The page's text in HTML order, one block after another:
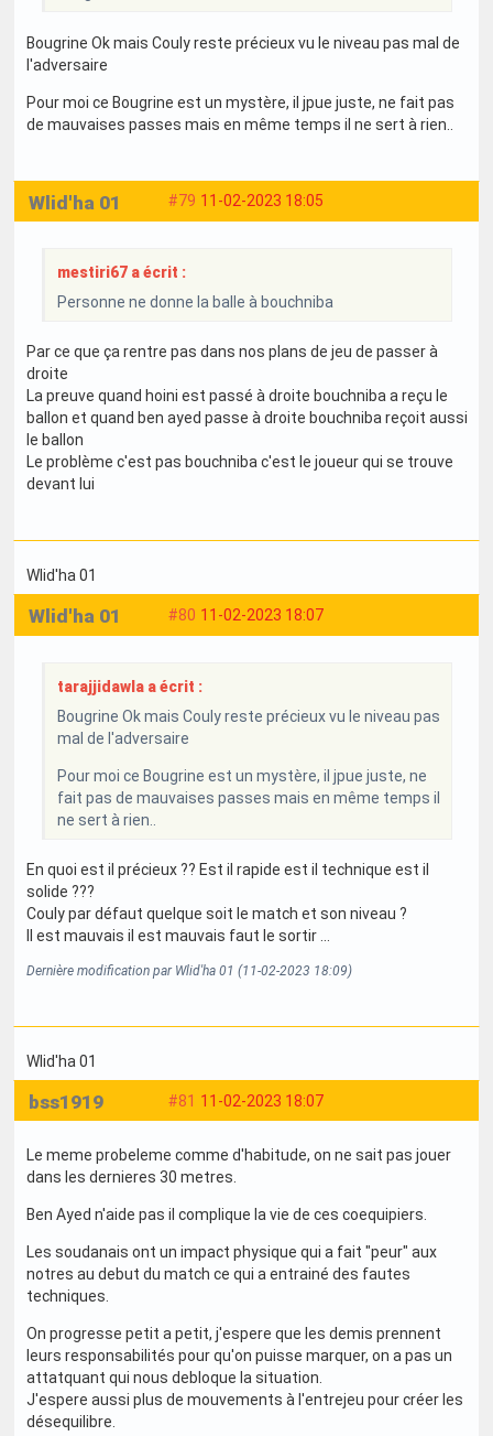
Bougrine Ok mais Couly reste précieux vu le niveau pas mal de
l'adversaire
Pour moi ce Bougrine est un mystère, il jpue juste, ne fait pas
de mauvaises passes mais en même temps il ne sert à rien..
#79 11-02-2023 18:05
Wlid'ha 01
mestiri67 a écrit :
Personne ne donne la balle à bouchniba
Par ce que ça rentre pas dans nos plans de jeu de passer à
droite
La preuve quand hoini est passé à droite bouchniba a reçu le
ballon et quand ben ayed passe à droite bouchniba reçoit aussi
le ballon
Le problème c'est pas bouchniba c'est le joueur qui se trouve
devant lui
Wlid'ha 01
#80 11-02-2023 18:07
Wlid'ha 01
tarajjidawla a écrit :
Bougrine Ok mais Couly reste précieux vu le niveau pas
mal de l'adversaire
Pour moi ce Bougrine est un mystère, il jpue juste, ne
fait pas de mauvaises passes mais en même temps il
ne sert à rien..
En quoi est il précieux ?? Est il rapide est il technique est il
solide ???
Couly par défaut quelque soit le match et son niveau ?
Il est mauvais il est mauvais faut le sortir ...
Dernière modification par Wlid'ha 01 (11-02-2023 18:09)
Wlid'ha 01
#81 11-02-2023 18:07
bss1919
Le meme probeleme comme d'habitude, on ne sait pas jouer
dans les dernieres 30 metres.
Ben Ayed n'aide pas il complique la vie de ces coequipiers.
Les soudanais ont un impact physique qui a fait "peur" aux
notres au debut du match ce qui a entrainé des fautes
techniques.
On progresse petit a petit, j'espere que les demis prennent
leurs responsabilités pour qu'on puisse marquer, on a pas un
attatquant qui nous debloque la situation.
J'espere aussi plus de mouvements à l'entrejeu pour créer les
désequilibre.